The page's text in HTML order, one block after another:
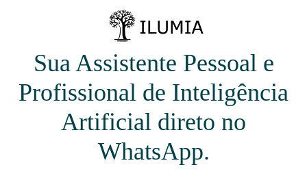
Sua Assistente Pessoal e
Profissional de Inteligência
Artificial direto no
WhatsApp.